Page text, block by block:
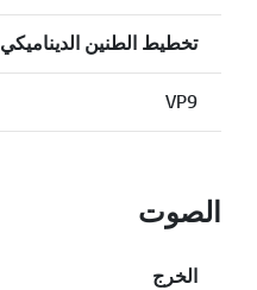
تخطيط الطنين الديناميكي
VP9
الصوت
الخرج